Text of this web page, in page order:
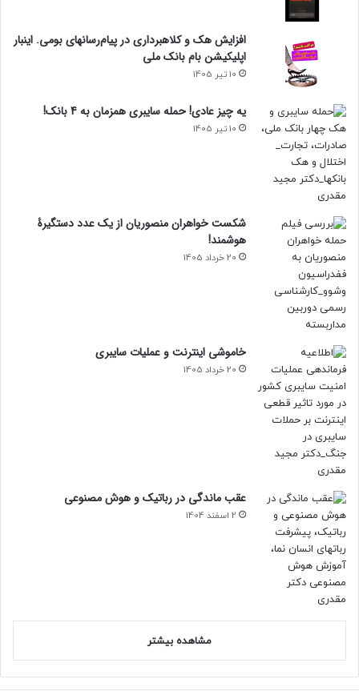
افزایش هک و کلاهبرداری در پیام‌رسانهای بومی. اینبار
اپلیکیشن بام‌ بانک ملی
10 تیر 1405
یه چیز عادی! حمله سایبری همزمان به 4 بانک!
10 تیر 1405
شکست خواهران منصوریان از یک عدد دستگیرۀ
هوشمند!
20 خرداد 1405
خاموشی اینترنت و عملیات سایبری
20 خرداد 1405
عقب ماندگی در رباتیک و هوش مصنوعی
2 اسفند 1404
مشاهده بیشتر